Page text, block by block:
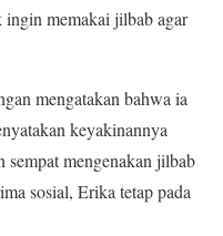
ingin memakai jilbab agar
mengatakan bahwa ia
keyakinannya
sempat mengenakan jilbab
sosial, Erika tetap pada